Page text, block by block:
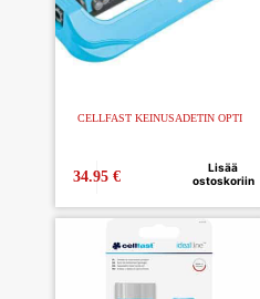
CELLFAST KEINUSADETIN OPTI
34.95 €
Lisää
ostoskoriin